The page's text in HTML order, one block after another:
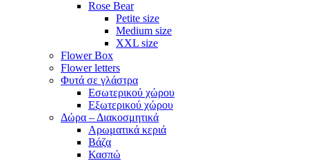
Rose Bear
Petite size
Medium size
XXL size
Flower Box
Flower letters
Φυτά σε γλάστρα
Εσωτερικού χώρου
Εξωτερικού χώρου
Δώρα – Διακοσμητικά
Αρωματικά κεριά
Βάζα
Κασπώ